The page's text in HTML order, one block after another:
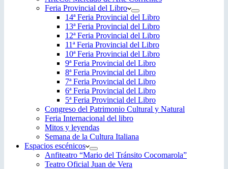
Feria Provincial del Libro
14ª Feria Provincial del Libro
13ª Feria Provincial del Libro
12ª Feria Provincial del Libro
11ª Feria Provincial del Libro
10ª Feria Provincial del Libro
9ª Feria Provincial del Libro
8ª Feria Provincial del Libro
7ª Feria Provincial del Libro
6ª Feria Provincial del Libro
5ª Feria Provincial del Libro
Congreso del Patrimonio Cultural y Natural
Feria Internacional del libro
Mitos y leyendas
Semana de la Cultura Italiana
Espacios escénicos
Anfiteatro “Mario del Tránsito Cocomarola”
Teatro Oficial Juan de Vera